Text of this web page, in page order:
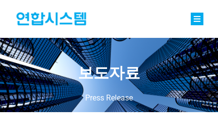
content
Toggle
정밀기계부품
베어링
바로팩토리 Basic
보도자료
Press Release